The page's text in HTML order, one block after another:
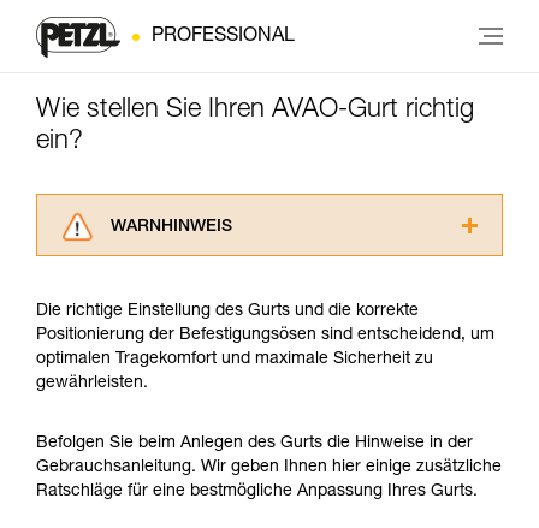
PROFESSIONAL
Wie stellen Sie Ihren AVAO-Gurt richtig
ein?
WARNHINWEIS
aufmerksam durch, bevor Sie diesen zu Rate
ziehen. Um diese Zusatzinformationen
verstehen zu können, müssen Sie zuerst die in
der Gebrauchsanweisung enthaltenen
Die Beherrschung dieser Techniken setzt eine
entsprechende Ausbildung und ein spezielles
Training voraus. Prüfen Sie zusammen mit
Die richtige Einstellung des Gurts und die korrekte
Positionierung der Befestigungsösen sind entscheidend, um
optimalen Tragekomfort und maximale Sicherheit zu
gewährleisten.
Befolgen Sie beim Anlegen des Gurts die Hinweise in der
Gebrauchsanleitung. Wir geben Ihnen hier einige zusätzliche
Ratschläge für eine bestmögliche Anpassung Ihres Gurts.